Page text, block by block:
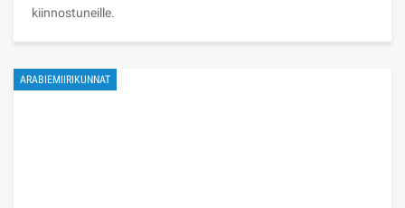
kiinnostuneille.
ARABIEMIIRIKUNNAT